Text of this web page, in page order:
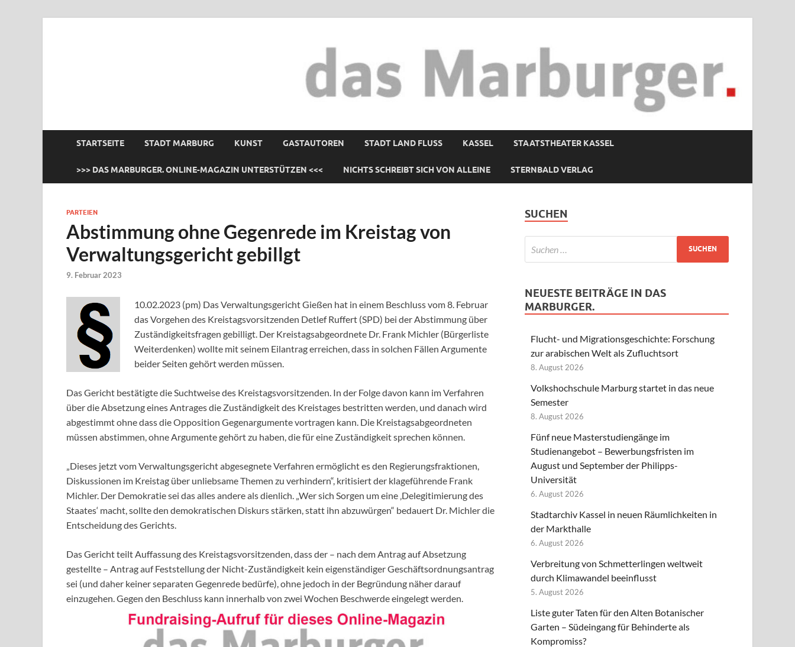
STARTSEITE STADT MARBURG KUNST GASTAUTOREN STADT LAND FLUSS KASSEL STAATSTHEATER KASSEL
>>> DAS MARBURGER. ONLINE-MAGAZIN UNTERSTÜTZEN <<< NICHTS SCHREIBT SICH VON ALLEINE STERNBALD VERLAG
PARTEIEN
Abstimmung ohne Gegenrede im Kreistag von
Verwaltungsgericht gebillgt
9. Februar 2023
10.02.2023 (pm) Das Verwaltungsgericht Gießen hat in einem Beschluss vom 8. Februar
das Vorgehen des Kreistagsvorsitzenden Detlef Ruffert (SPD) bei der Abstimmung über
Zuständigkeitsfragen gebilligt. Der Kreistagsabgeordnete Dr. Frank Michler (Bürgerliste
Weiterdenken) wollte mit seinem Eilantrag erreichen, dass in solchen Fällen Argumente
beider Seiten gehört werden müssen.
Das Gericht bestätigte die Suchtweise des Kreistagsvorsitzenden. In der Folge davon kann im Verfahren
über die Absetzung eines Antrages die Zuständigkeit des Kreistages bestritten werden, und danach wird
abgestimmt ohne dass die Opposition Gegenargumente vortragen kann. Die Kreistagsabgeordneten
müssen abstimmen, ohne Argumente gehört zu haben, die für eine Zuständigkeit sprechen können.
„Dieses jetzt vom Verwaltungsgericht abgesegnete Verfahren ermöglicht es den Regierungsfraktionen,
Diskussionen im Kreistag über unliebsame Themen zu verhindern“, kritisiert der klageführende Frank
Michler. Der Demokratie sei das alles andere als dienlich. „Wer sich Sorgen um eine ‚Delegitimierung des
Staates‘ macht, sollte den demokratischen Diskurs stärken, statt ihn abzuwürgen“ bedauert Dr. Michler die
Entscheidung des Gerichts.
Das Gericht teilt Auffassung des Kreistagsvorsitzenden, dass der – nach dem Antrag auf Absetzung
gestellte – Antrag auf Feststellung der Nicht-Zuständigkeit kein eigenständiger Geschäftsordnungsantrag
sei (und daher keiner separaten Gegenrede bedürfe), ohne jedoch in der Begründung näher darauf
einzugehen. Gegen den Beschluss kann innerhalb von zwei Wochen Beschwerde eingelegt werden.
SUCHEN
NEUESTE BEITRÄGE IN DAS
MARBURGER.
Flucht- und Migrationsgeschichte: Forschung
zur arabischen Welt als Zufluchtsort
8. August 2026
Volkshochschule Marburg startet in das neue
Semester
8. August 2026
Fünf neue Masterstudiengänge im
Studienangebot – Bewerbungsfristen im
August und September der Philipps-
Universität
6. August 2026
Stadtarchiv Kassel in neuen Räumlichkeiten in
der Markthalle
6. August 2026
Verbreitung von Schmetterlingen weltweit
durch Klimawandel beeinflusst
5. August 2026
Liste guter Taten für den Alten Botanischer
Garten – Südeingang für Behinderte als
Kompromiss?